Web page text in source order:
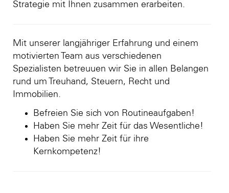
Strategie mit Ihnen zusammen erarbeiten.
Mit unserer langjähriger Erfahrung und einem
motivierten Team aus verschiedenen
Spezialisten betreuuen wir Sie in allen Belangen
rund um Treuhand, Steuern, Recht und
Immobilien.
Befreien Sie sich von Routineaufgaben!
Haben Sie mehr Zeit für das Wesentliche!
Haben Sie mehr Zeit für ihre
Kernkompetenz!